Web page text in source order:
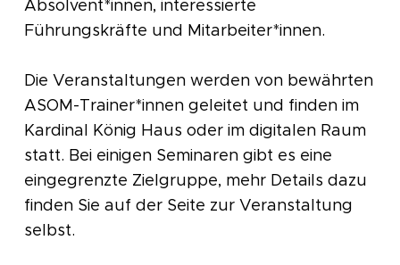
Absolvent*innen, interessierte
Führungskräfte und Mitarbeiter*innen.
Die Veranstaltungen werden von bewährten
ASOM-Trainer*innen geleitet und finden im
Kardinal König Haus oder im digitalen Raum
statt. Bei einigen Seminaren gibt es eine
eingegrenzte Zielgruppe, mehr Details dazu
finden Sie auf der Seite zur Veranstaltung
selbst.